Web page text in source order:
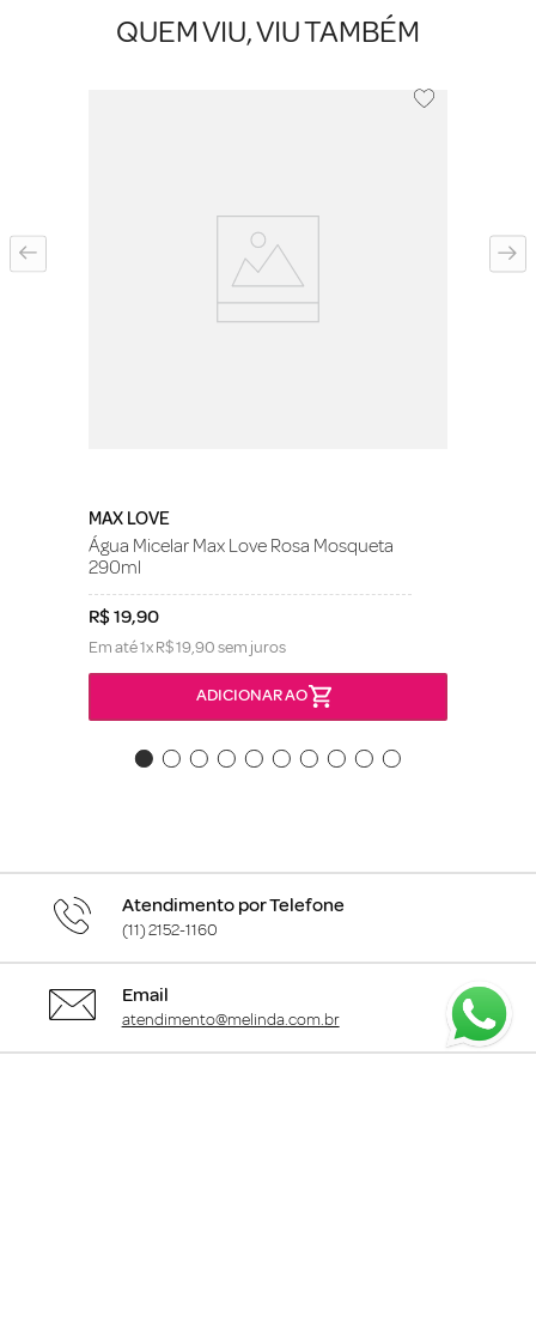
QUEM VIU, VIU TAMBÉM
MAX LOVE
Água Micelar Max Love Rosa Mosqueta
290ml
R$19,90
Em até1xR$19,90sem juros
ADICIONAR AO
Atendimento por Telefone
(11) 2152-1160
Email
atendimento@melinda.com.br